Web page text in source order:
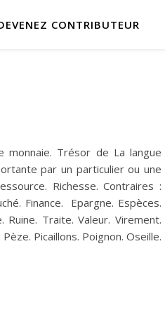
CONTRIBUTEUR
Trésor de La langue
par un particulier ou une
Richesse. Contraires :
Finance. Epargne. Espèces.
Ruine. Traite. Valeur. Virement.
Picaillons. Poignon. Oseille.